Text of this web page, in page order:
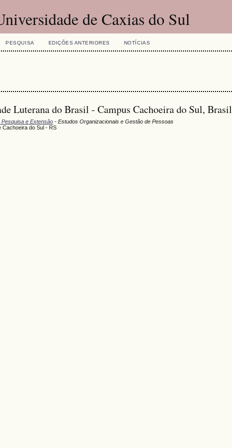
de Caxias do Sul
PESQUISA EDIÇÕES ANTERIORES NOTÍCIAS
Luterana do Brasil - Campus Cachoeira do Sul, Brasil
e Extensão - Estudos Organizacionais e Gestão de Pessoas
Cachoeira do Sul - RS